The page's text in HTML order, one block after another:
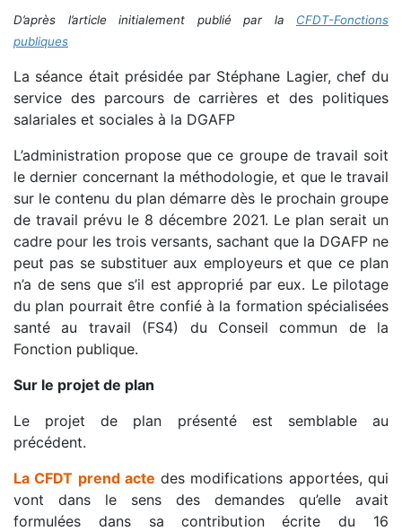
D’après l’article initialement publié par la CFDT-Fonctions
publiques
La séance était présidée par Stéphane Lagier, chef du
service des parcours de carrières et des politiques
salariales et sociales à la DGAFP
L’administration propose que ce groupe de travail soit
le dernier concernant la méthodologie, et que le travail
sur le contenu du plan démarre dès le prochain groupe
de travail prévu le 8 décembre 2021. Le plan serait un
cadre pour les trois versants, sachant que la DGAFP ne
peut pas se substituer aux employeurs et que ce plan
n’a de sens que s’il est approprié par eux. Le pilotage
du plan pourrait être confié à la formation spécialisées
santé au travail (FS4) du Conseil commun de la
Fonction publique.
Sur le projet de plan
Le projet de plan présenté est semblable au
précédent.
La CFDT prend acte des modifications apportées, qui
vont dans le sens des demandes qu’elle avait
formulées dans sa contribution écrite du 16